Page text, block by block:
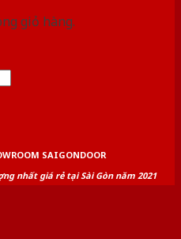
giỏ hàng.
SAIGONDOOR
nhất giá rẻ tại Sài Gòn năm 2021